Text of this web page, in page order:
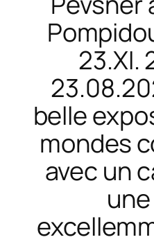
23.XI.
belle
mondes
avec un